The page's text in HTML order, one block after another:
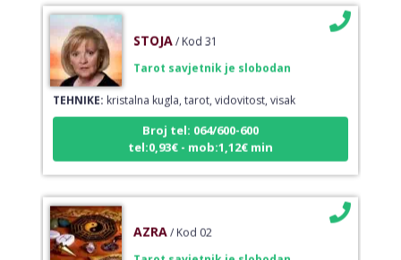
STOJA / Kod 31
Tarot savjetnik je slobodan
TEHNIKE:kristalna kugla, tarot, vidovitost, visak
Broj tel: 064/600-600
tel:0,93€ - mob:1,12€ min
AZRA / Kod 02
Tarot savjetnik je slobodan